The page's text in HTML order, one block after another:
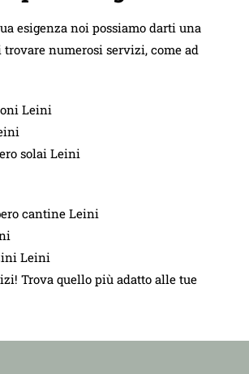
esigenza noi possiamo darti una
trovare numerosi servizi, come ad
Leini
solai Leini
cantine Leini
Leini
Trova quello più adatto alle tue